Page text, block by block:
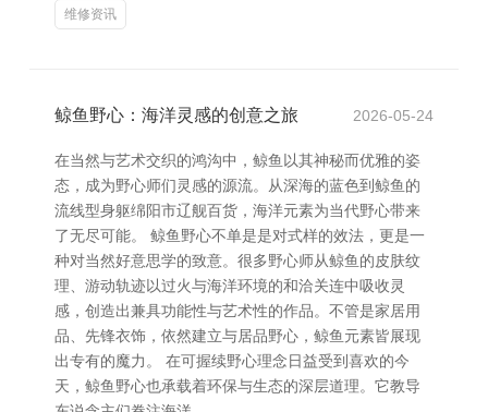
维修资讯
鲸鱼野心：海洋灵感的创意之旅 2026-05-24
在当然与艺术交织的鸿沟中，鲸鱼以其神秘而优雅的姿
态，成为野心师们灵感的源流。从深海的蓝色到鲸鱼的
流线型身躯绵阳市辽舰百货，海洋元素为当代野心带来
了无尽可能。 鲸鱼野心不单是是对式样的效法，更是一
种对当然好意思学的致意。很多野心师从鲸鱼的皮肤纹
理、游动轨迹以过火与海洋环境的和洽关连中吸收灵
感，创造出兼具功能性与艺术性的作品。不管是家居用
品、先锋衣饰，依然建立与居品野心，鲸鱼元素皆展现
出专有的魔力。 在可握续野心理念日益受到喜欢的今
天，鲸鱼野心也承载着环保与生态的深层道理。它教导